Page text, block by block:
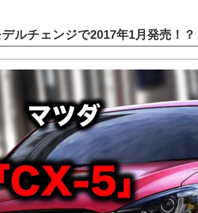
ルチェンジで2017年1月発売！？